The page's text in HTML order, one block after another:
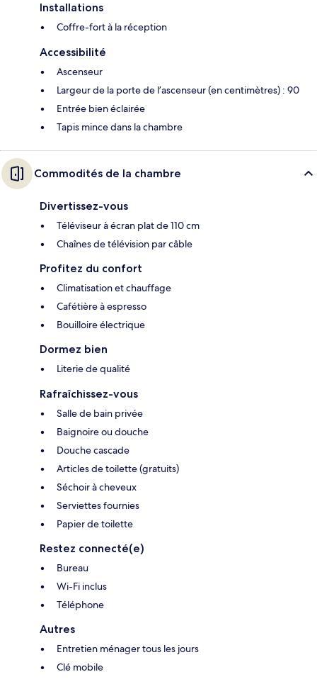
Installations
Coffre-fort à la réception
Accessibilité
Ascenseur
Largeur de la porte de l’ascenseur (en centimètres) : 90
Entrée bien éclairée
Tapis mince dans la chambre
Commodités de la chambre
Divertissez-vous
Téléviseur à écran plat de 110 cm
Chaînes de télévision par câble
Profitez du confort
Climatisation et chauffage
Cafétière à espresso
Bouilloire électrique
Dormez bien
Literie de qualité
Rafraîchissez-vous
Salle de bain privée
Baignoire ou douche
Douche cascade
Articles de toilette (gratuits)
Séchoir à cheveux
Serviettes fournies
Papier de toilette
Restez connecté(e)
Bureau
Wi-Fi inclus
Téléphone
Autres
Entretien ménager tous les jours
Clé mobile